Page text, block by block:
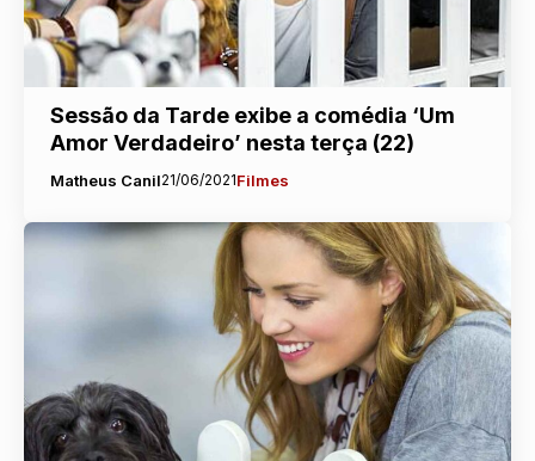
Sessão da Tarde exibe a comédia ‘Um
Amor Verdadeiro’ nesta terça (22)
Matheus Canil21/06/2021Filmes